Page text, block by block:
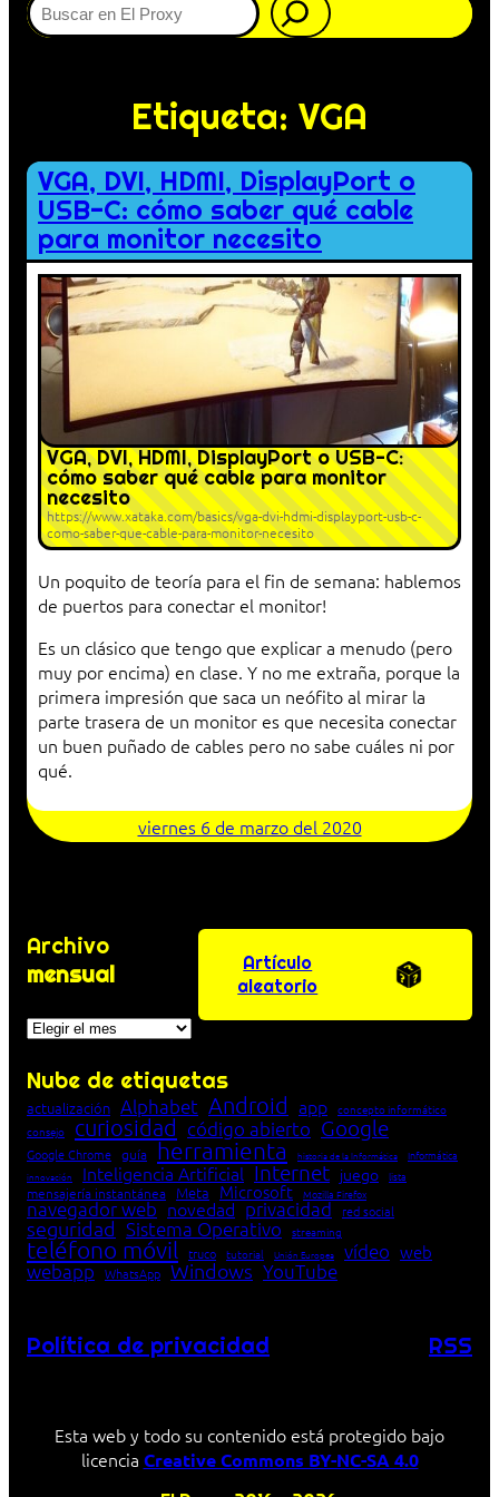
Etiqueta: VGA
VGA, DVI, HDMI, DisplayPort o
USB-C: cómo saber qué cable
para monitor necesito
VGA, DVI, HDMI, DisplayPort o USB-C:
cómo saber qué cable para monitor
necesito
https://www.xataka.com/basics/vga-dvi-hdmi-displayport-usb-c-
como-saber-que-cable-para-monitor-necesito
Un poquito de teoría para el fin de semana: hablemos
de puertos para conectar el monitor!
Es un clásico que tengo que explicar a menudo (pero
muy por encima) en clase. Y no me extraña, porque la
primera impresión que saca un neófito al mirar la
parte trasera de un monitor es que necesita conectar
un buen puñado de cables pero no sabe cuáles ni por
qué.
viernes 6 de marzo del 2020
Archivo
mensual
Archivos
Artículo
aleatorio
Nube de etiquetas
actualización Alphabet Android app concepto informático
consejo
curiosidad código abierto Google
Google Chrome guía herramienta historia de la Informática Informática
innovación Inteligencia Artificial Internet juego lista
mensajería instantánea Meta Microsoft Mozilla Firefox
navegador web novedad privacidad red social
seguridad Sistema Operativo streaming
teléfono móvil truco tutorial Unión Europea vídeo web
webapp WhatsApp Windows YouTube
Política de privacidad RSS
Esta web y todo su contenido está protegido bajo
licencia Creative Commons BY-NC-SA 4.0